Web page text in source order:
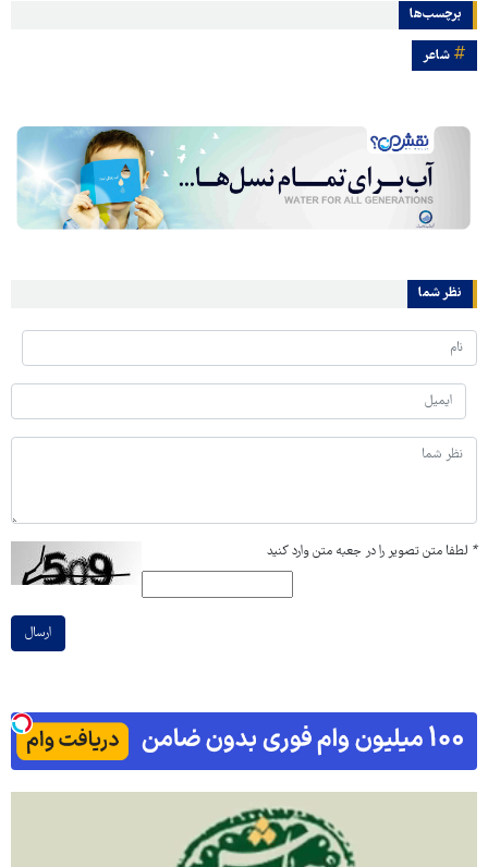
برچسب‌ها
شاعر
نظر شما
* لطفا متن تصویر را در جعبه متن وارد کنید
ارسال